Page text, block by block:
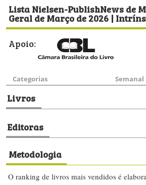
Lista Nielsen-PublishNews de
Geral de Março de 2026 |
Apoio:
Categorias Semanal
Livros
Editoras
Metodologia
O ranking de livros mais vendidos é